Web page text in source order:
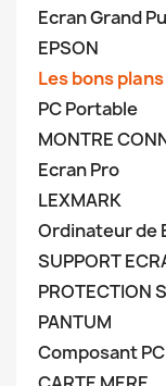
Ecran Grand
EPSON
Les bons
PC Portable
MONTRE
Ecran Pro
LEXMARK
Ordinateur de
SUPPORT
PROTECTION
PANTUM
Composant PC